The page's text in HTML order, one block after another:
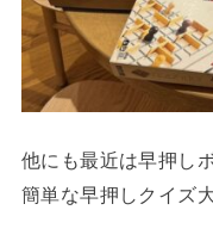
他にも最近は早押し
簡単な早押しクイズ